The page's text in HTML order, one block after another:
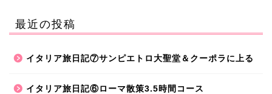
最近の投稿
イタリア旅日記⑦サンピエトロ大聖堂＆クーポラに上る
イタリア旅日記⑥ローマ散策3.5時間コース